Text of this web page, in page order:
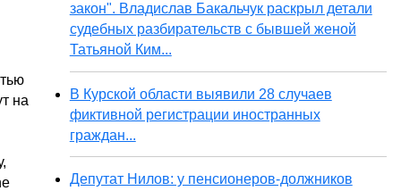
на
закон". Владислав Бакальчук раскрыл детали
судебных разбирательств с бывшей женой
Татьяной Ким...
В Курской области выявили 28 случаев
фиктивной регистрации иностранных
граждан...
Депутат Нилов: у пенсионеров-должников